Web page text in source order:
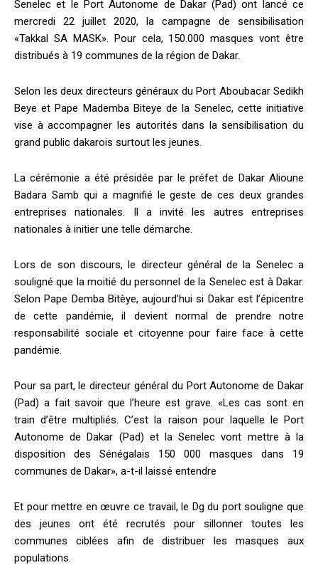
Senelec et le Port Autonome de Dakar (Pad) ont lancé ce
mercredi 22 juillet 2020, la campagne de sensibilisation
«Takkal SA MASK». Pour cela, 150.000 masques vont être
distribués à 19 communes de la région de Dakar.
Selon les deux directeurs généraux du Port Aboubacar Sedikh
Beye et Pape Mademba Biteye de la Senelec, cette initiative
vise à accompagner les autorités dans la sensibilisation du
grand public dakarois surtout les jeunes.
La cérémonie a été présidée par le préfet de Dakar Alioune
Badara Samb qui a magnifié le geste de ces deux grandes
entreprises nationales. Il a invité les autres entreprises
nationales à initier une telle démarche.
Lors de son discours, le directeur général de la Senelec a
souligné que la moitié du personnel de la Senelec est à Dakar.
Selon Pape Demba Bitèye, aujourd’hui si Dakar est l’épicentre
de cette pandémie, il devient normal de prendre notre
responsabilité sociale et citoyenne pour faire face à cette
pandémie.
Pour sa part, le directeur général du Port Autonome de Dakar
(Pad) a fait savoir que l’heure est grave. «Les cas sont en
train d’être multipliés. C’est la raison pour laquelle le Port
Autonome de Dakar (Pad) et la Senelec vont mettre à la
disposition des Sénégalais 150 000 masques dans 19
communes de Dakar», a-t-il laissé entendre
Et pour mettre en œuvre ce travail, le Dg du port souligne que
des jeunes ont été recrutés pour sillonner toutes les
communes ciblées afin de distribuer les masques aux
populations.